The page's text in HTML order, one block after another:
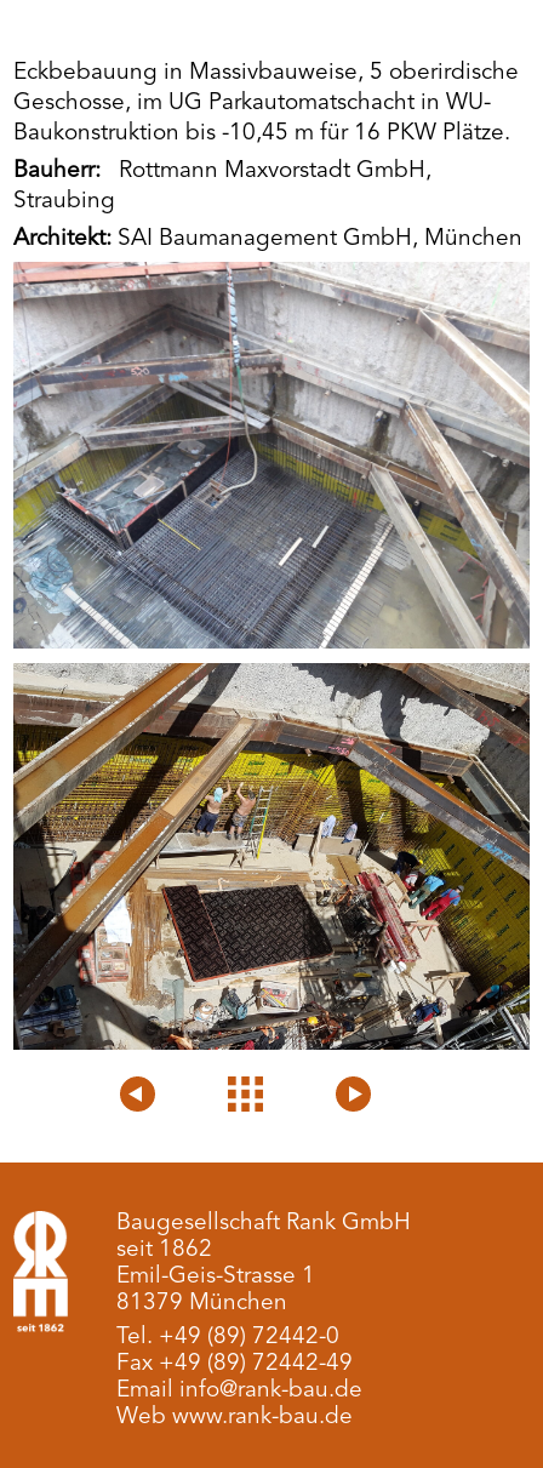
Eckbebauung in Massivbauweise, 5 oberirdische
Geschosse, im UG Parkautomatschacht in WU-
Baukonstruktion bis -10,45 m für 16 PKW Plätze.
Bauherr: Rottmann Maxvorstadt GmbH,
Straubing
Architekt: SAI Baumanagement GmbH, München
Voriges
Projektübersicht
Baugesellschaft Rank GmbH
seit 1862
Emil-Geis-Strasse 1
81379 München
Tel. +49 (89) 72442-0
Fax +49 (89) 72442-49
Email info@rank-bau.de
Web www.rank-bau.de